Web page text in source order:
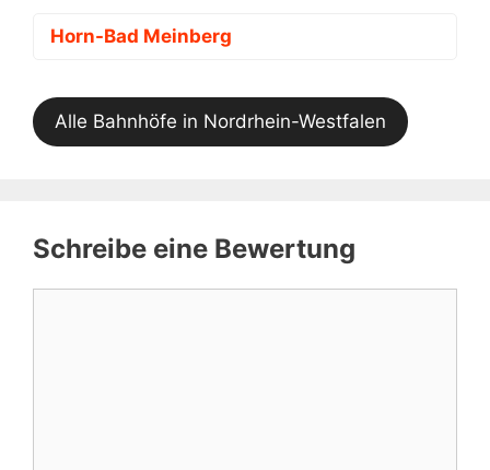
Horn-Bad Meinberg
Alle Bahnhöfe in Nordrhein-Westfalen
Schreibe eine Bewertung